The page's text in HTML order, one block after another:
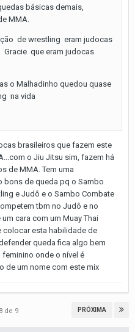
básicas demais,
MMA.
de wrestling eram judocas
que eram judocas
o Malhadinho quedou quase
na vida
brasileiros que fazem este
o Jiu Jitsu sim, fazem há
de MMA. Tem uma
bons de queda pq o Sambo
e Judô e o Sambo Combate
tbm no Judô e no
cara com um Muay Thai
colocar esta habilidade de
queda fica algo bem
onde o nível é
de um nome com este mix
PRÓXIMA
de 9